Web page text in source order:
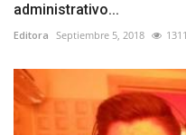
administrativo...
Editora Septiembre 5, 2018 1311